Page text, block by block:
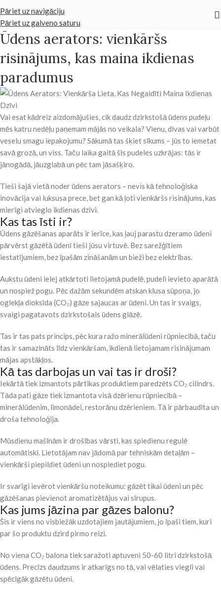
Pāriet uz navigāciju
Pāriet uz galveno saturu
Ūdens aerators: vienkāršs
risinājums, kas maina ikdienas
paradumus
Vai esat kādreiz aizdomājušies, cik daudz dzirkstošā ūdens pudeļu
mēs katru nedēļu paņemam mājās no veikala? Vienu, divas vai varbūt
veselu smagu iepakojumu? Sākumā tas šķiet sīkums – jūs to iemetat
savā grozā, un viss. Taču laika gaitā šīs pudeles uzkrājas: tās ir
jānogādā, jāuzglabā un pēc tam jāsašķiro.
Tieši šajā vietā noder ūdens aerators – nevis kā tehnoloģiska
inovācija vai luksusa prece, bet gan kā ļoti vienkāršs risinājums, kas
mierīgi atvieglo ikdienas dzīvi.
Kas tas īsti ir?
Ūdens gāzēšanas aparāts ir ierīce, kas ļauj parastu dzeramo ūdeni
pārvērst gāzētā ūdenī tieši jūsu virtuvē. Bez sarežģītiem
iestatījumiem, bez īpašām zināšanām un bieži bez elektrības.
Aukstu ūdeni ielej atkārtoti lietojamā pudelē, pudeli ievieto aparātā
un nospiež pogu. Pēc dažām sekundēm atskan klusa sūpoņa, jo
oglekļa dioksīda (CO₂) gāze sajaucas ar ūdeni. Un tas ir svaigs,
svaigi pagatavots dzirkstošais ūdens glāzē.
Tas ir tas pats princips, pēc kura ražo minerālūdeni rūpniecībā, taču
tas ir samazināts līdz vienkāršam, ikdienā lietojamam risinājumam
mājas apstākļos.
Kā tas darbojas un vai tas ir droši?
Iekārtā tiek izmantots pārtikas produktiem paredzēts CO₂ cilindrs.
Tāda pati gāze tiek izmantota visā dzērienu rūpniecībā –
minerālūdenim, limonādei, restorānu dzērieniem. Tā ir pārbaudīta un
droša tehnoloģija.
Mūsdienu mašīnām ir drošības vārsti, kas spiedienu regulē
automātiski. Lietotājam nav jādomā par tehniskām detaļām –
vienkārši piepildiet ūdeni un nospiediet pogu.
Ir svarīgi ievērot vienkāršu noteikumu: gāzēt tikai ūdeni un pēc
gāzēšanas pievienot aromatizētājus vai sīrupus.
Kas jums jāzina par gāzes balonu?
Šis ir viens no visbiežāk uzdotajiem jautājumiem, jo īpaši tiem, kuri
par šo produktu dzird pirmo reizi.
No viena CO₂ balona tiek saražoti aptuveni 50-60 litri dzirkstošā
ūdens. Precīzs daudzums ir atkarīgs no tā, vai vēlaties viegli vai
spēcīgāk gāzētu ūdeni.